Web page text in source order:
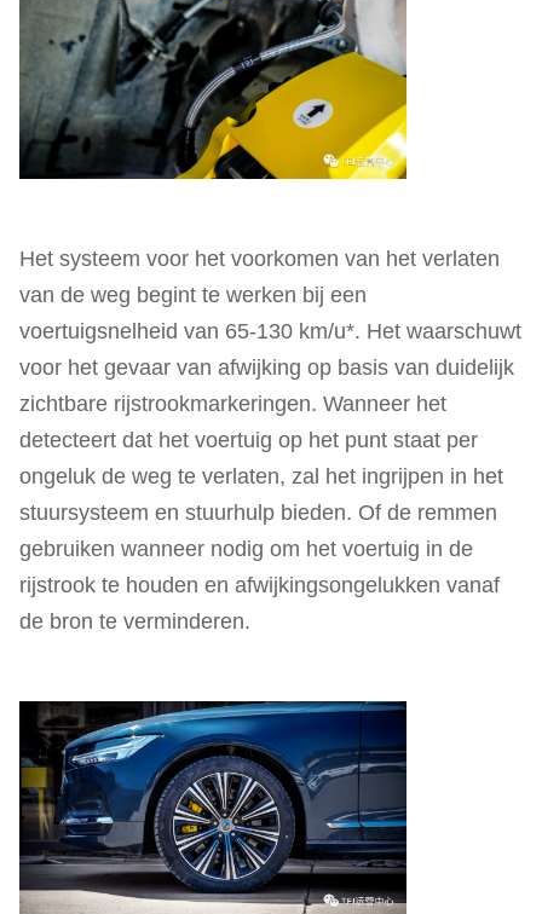
Het systeem voor het voorkomen van het verlaten
van de weg begint te werken bij een
voertuigsnelheid van 65-130 km/u*. Het waarschuwt
voor het gevaar van afwijking op basis van duidelijk
zichtbare rijstrookmarkeringen. Wanneer het
detecteert dat het voertuig op het punt staat per
ongeluk de weg te verlaten, zal het ingrijpen in het
stuursysteem en stuurhulp bieden. Of de remmen
gebruiken wanneer nodig om het voertuig in de
rijstrook te houden en afwijkingsongelukken vanaf
de bron te verminderen.